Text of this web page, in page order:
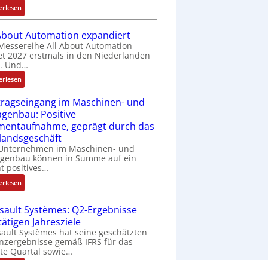
a
r
t
f
ü
r
u
l
t
i
a
r
i
b
e
S
t
e
:
D
a
h
o
I
n
t
e
g
r
a
i
o
n
v
o
Automation expandiert
All About Automation
2027 erstmals in den Niederlanden
Und…
:
A
l
l
A
b
o
u
t
A
u
o
m
a
t
im Maschinen- und
Positive
geprägt durch das
im Maschinen- und
können in Summe auf ein
positives…
:
A
u
f
t
r
a
Systèmes: Q2-Ergebnisse
Jahresziele
Systèmes hat seine geschätzten
gemäß IFRS für das
Quartal sowie…